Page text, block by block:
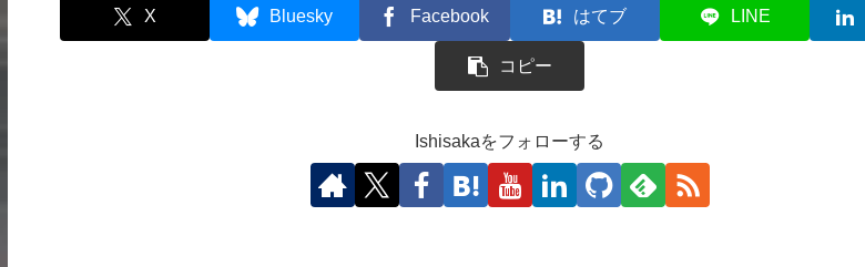
X Bluesky Facebook はてブ LINE
コピー
Ishisakaをフォローする